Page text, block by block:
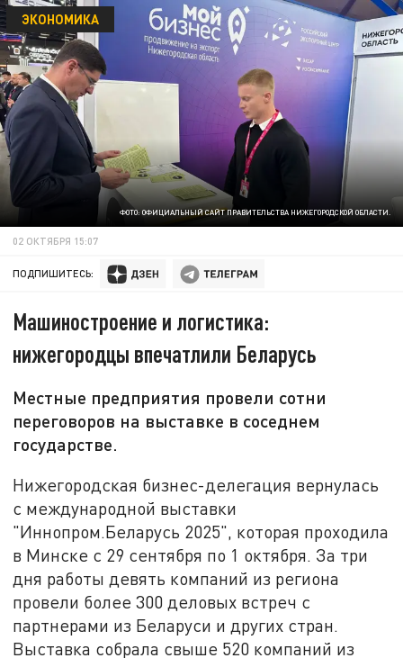
ФОТО: ОФИЦИАЛЬНЫЙ САЙТ ПРАВИТЕЛЬСТВА НИЖЕГОРОДСКОЙ ОБЛАСТИ.
ЭКОНОМИКА
02 ОКТЯБРЯ 15:07
ПОДПИШИТЕСЬ:
Машиностроение и логистика:
нижегородцы впечатлили Беларусь
Местные предприятия провели сотни
переговоров на выставке в соседнем
государстве.
Нижегородская бизнес-делегация вернулась
с международной выставки
"Иннопром.Беларусь 2025", которая проходила
в Минске с 29 сентября по 1 октября. За три
дня работы девять компаний из региона
провели более 300 деловых встреч с
партнерами из Беларуси и других стран.
Выставка собрала свыше 520 компаний из